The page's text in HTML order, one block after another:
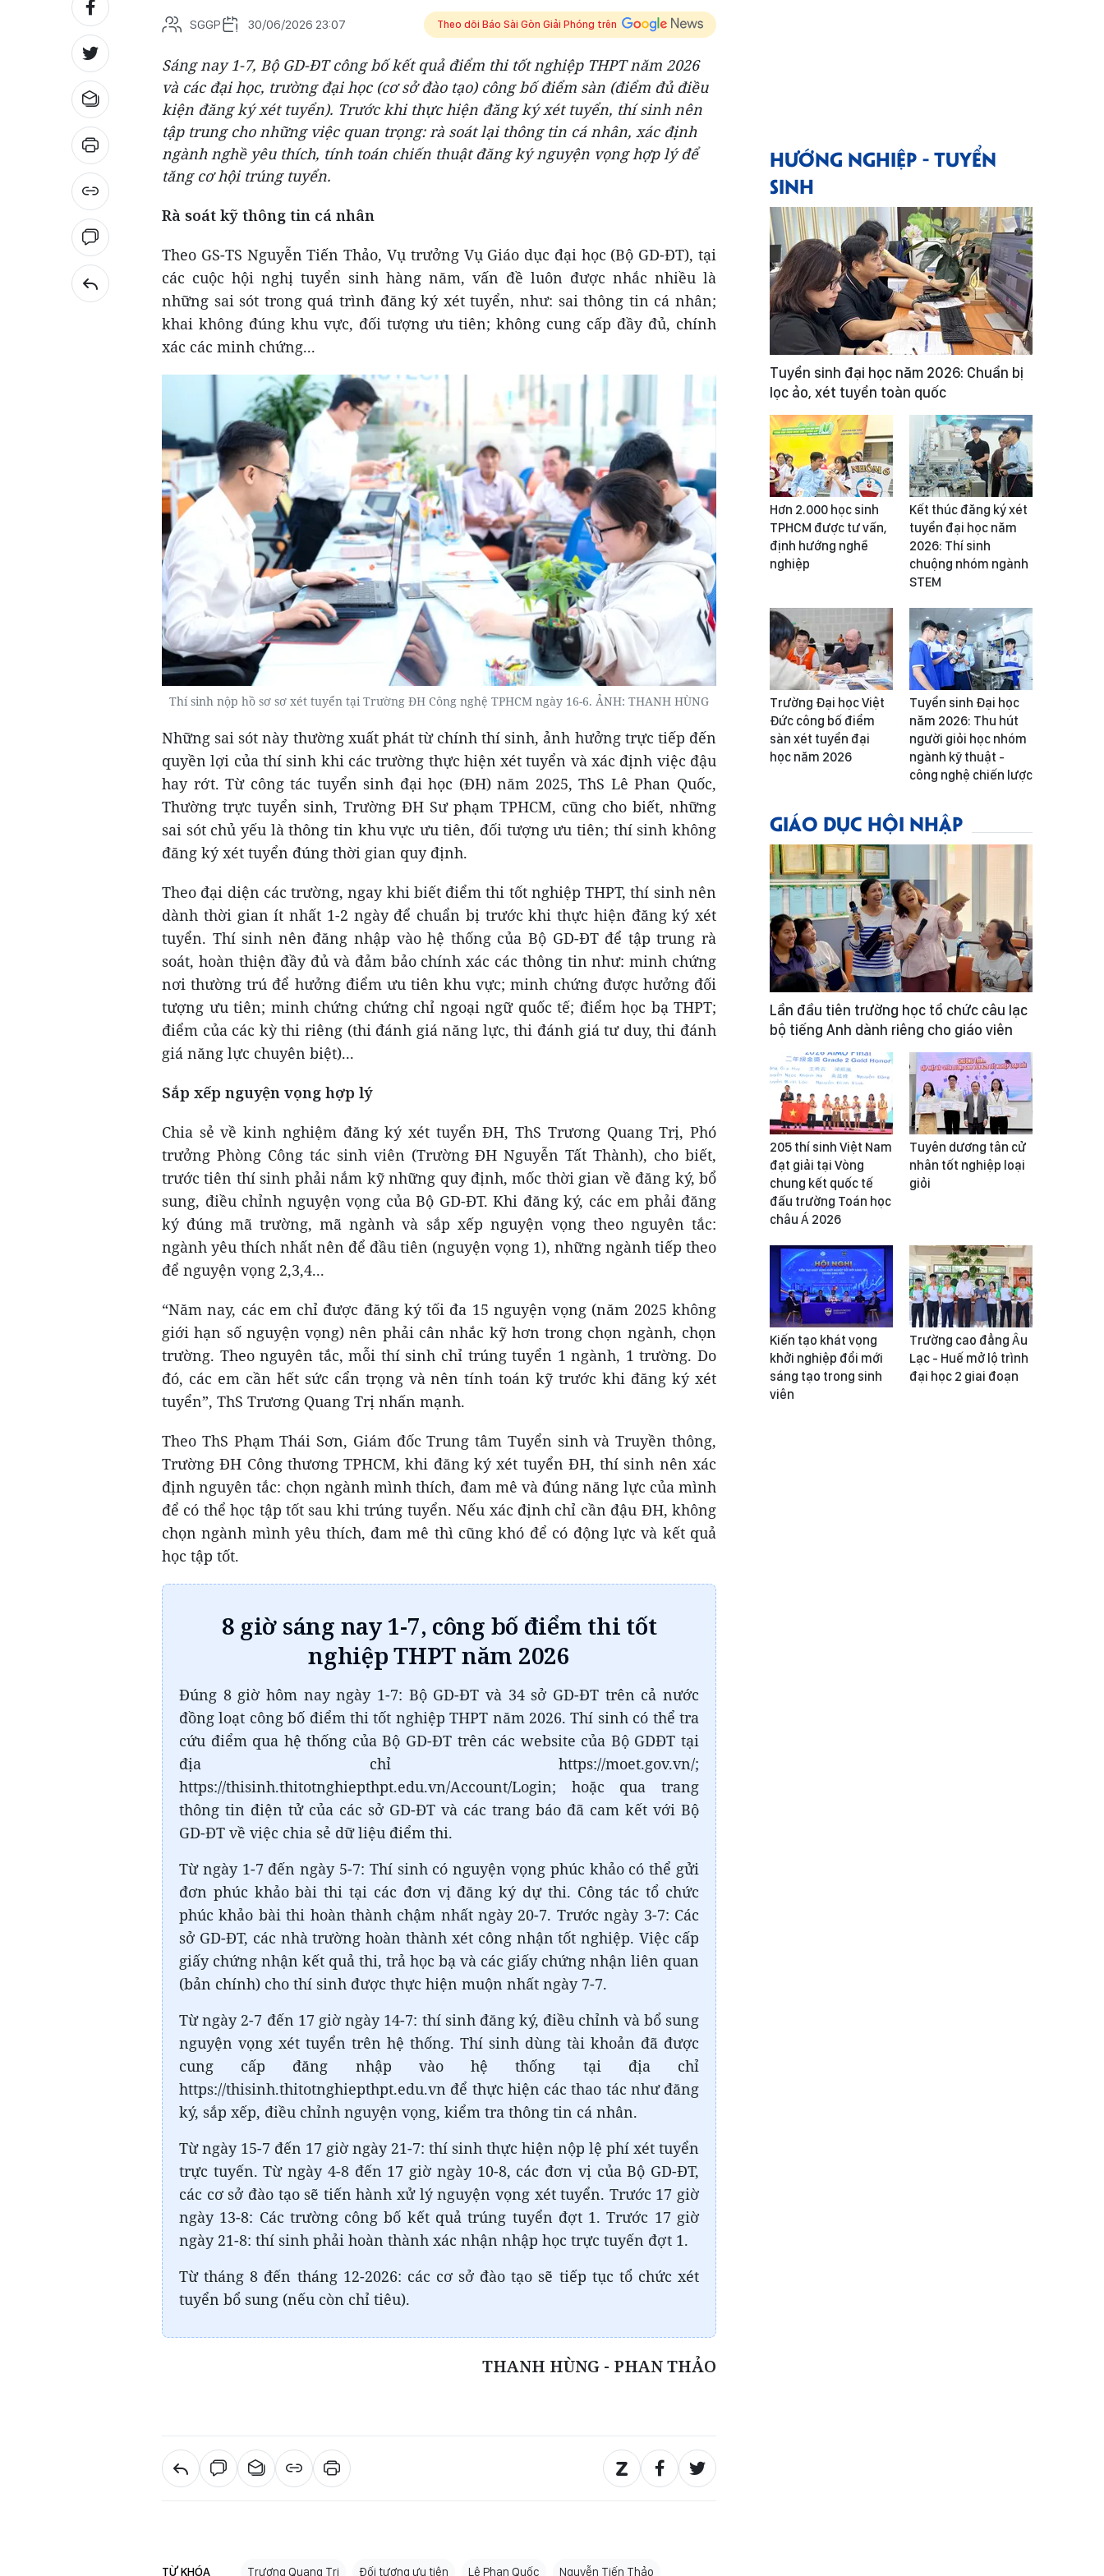
SGGP 30/06/2026 23:07 Theo dõi Báo Sài Gòn Giải Phóng trên
Sáng nay 1-7, Bộ GD-ĐT công bố kết quả điểm thi tốt nghiệp THPT năm 2026
và các đại học, trường đại học (cơ sở đào tạo) công bố điểm sàn (điểm đủ điều
kiện đăng ký xét tuyển). Trước khi thực hiện đăng ký xét tuyển, thí sinh nên
tập trung cho những việc quan trọng: rà soát lại thông tin cá nhân, xác định
ngành nghề yêu thích, tính toán chiến thuật đăng ký nguyện vọng hợp lý để
tăng cơ hội trúng tuyển.
Rà soát kỹ thông tin cá nhân
Theo GS-TS Nguyễn Tiến Thảo, Vụ trưởng Vụ Giáo dục đại học (Bộ GD-ĐT), tại
các cuộc hội nghị tuyển sinh hàng năm, vấn đề luôn được nhắc nhiều là
những sai sót trong quá trình đăng ký xét tuyển, như: sai thông tin cá nhân;
khai không đúng khu vực, đối tượng ưu tiên; không cung cấp đầy đủ, chính
xác các minh chứng...
Thí sinh nộp hồ sơ sơ xét tuyển tại Trường ĐH Công nghệ TPHCM ngày 16-6. ẢNH: THANH HÙNG
Những sai sót này thường xuất phát từ chính thí sinh, ảnh hưởng trực tiếp đến
quyền lợi của thí sinh khi các trường thực hiện xét tuyển và xác định việc đậu
hay rớt. Từ công tác tuyển sinh đại học (ĐH) năm 2025, ThS Lê Phan Quốc,
Thường trực tuyển sinh, Trường ĐH Sư phạm TPHCM, cũng cho biết, những
sai sót chủ yếu là thông tin khu vực ưu tiên, đối tượng ưu tiên; thí sinh không
đăng ký xét tuyển đúng thời gian quy định.
Theo đại diện các trường, ngay khi biết điểm thi tốt nghiệp THPT, thí sinh nên
dành thời gian ít nhất 1-2 ngày để chuẩn bị trước khi thực hiện đăng ký xét
tuyển. Thí sinh nên đăng nhập vào hệ thống của Bộ GD-ĐT để tập trung rà
soát, hoàn thiện đầy đủ và đảm bảo chính xác các thông tin như: minh chứng
nơi thường trú để hưởng điểm ưu tiên khu vực; minh chứng được hưởng đối
tượng ưu tiên; minh chứng chứng chỉ ngoại ngữ quốc tế; điểm học bạ THPT;
điểm của các kỳ thi riêng (thi đánh giá năng lực, thi đánh giá tư duy, thi đánh
giá năng lực chuyên biệt)...
Sắp xếp nguyện vọng hợp lý
Chia sẻ về kinh nghiệm đăng ký xét tuyển ĐH, ThS Trương Quang Trị, Phó
trưởng Phòng Công tác sinh viên (Trường ĐH Nguyễn Tất Thành), cho biết,
trước tiên thí sinh phải nắm kỹ những quy định, mốc thời gian về đăng ký, bổ
sung, điều chỉnh nguyện vọng của Bộ GD-ĐT. Khi đăng ký, các em phải đăng
ký đúng mã trường, mã ngành và sắp xếp nguyện vọng theo nguyên tắc:
ngành yêu thích nhất nên để đầu tiên (nguyện vọng 1), những ngành tiếp theo
để nguyện vọng 2,3,4...
“Năm nay, các em chỉ được đăng ký tối đa 15 nguyện vọng (năm 2025 không
giới hạn số nguyện vọng) nên phải cân nhắc kỹ hơn trong chọn ngành, chọn
trường. Theo nguyên tắc, mỗi thí sinh chỉ trúng tuyển 1 ngành, 1 trường. Do
đó, các em cần hết sức cẩn trọng và nên tính toán kỹ trước khi đăng ký xét
tuyển”, ThS Trương Quang Trị nhấn mạnh.
Theo ThS Phạm Thái Sơn, Giám đốc Trung tâm Tuyển sinh và Truyền thông,
Trường ĐH Công thương TPHCM, khi đăng ký xét tuyển ĐH, thí sinh nên xác
định nguyên tắc: chọn ngành mình thích, đam mê và đúng năng lực của mình
để có thể học tập tốt sau khi trúng tuyển. Nếu xác định chỉ cần đậu ĐH, không
chọn ngành mình yêu thích, đam mê thì cũng khó để có động lực và kết quả
học tập tốt.
8 giờ sáng nay 1-7, công bố điểm thi tốt
nghiệp THPT năm 2026
Đúng 8 giờ hôm nay ngày 1-7: Bộ GD-ĐT và 34 sở GD-ĐT trên cả nước
đồng loạt công bố điểm thi tốt nghiệp THPT năm 2026. Thí sinh có thể tra
cứu điểm qua hệ thống của Bộ GD-ĐT trên các website của Bộ GDĐT tại
địa chỉ https://moet.gov.vn/;
https://thisinh.thitotnghiepthpt.edu.vn/Account/Login; hoặc qua trang
thông tin điện tử của các sở GD-ĐT và các trang báo đã cam kết với Bộ
GD-ĐT về việc chia sẻ dữ liệu điểm thi.
Từ ngày 1-7 đến ngày 5-7: Thí sinh có nguyện vọng phúc khảo có thể gửi
đơn phúc khảo bài thi tại các đơn vị đăng ký dự thi. Công tác tổ chức
phúc khảo bài thi hoàn thành chậm nhất ngày 20-7. Trước ngày 3-7: Các
sở GD-ĐT, các nhà trường hoàn thành xét công nhận tốt nghiệp. Việc cấp
giấy chứng nhận kết quả thi, trả học bạ và các giấy chứng nhận liên quan
(bản chính) cho thí sinh được thực hiện muộn nhất ngày 7-7.
Từ ngày 2-7 đến 17 giờ ngày 14-7: thí sinh đăng ký, điều chỉnh và bổ sung
nguyện vọng xét tuyển trên hệ thống. Thí sinh dùng tài khoản đã được
cung cấp đăng nhập vào hệ thống tại địa chỉ
https://thisinh.thitotnghiepthpt.edu.vn để thực hiện các thao tác như đăng
ký, sắp xếp, điều chỉnh nguyện vọng, kiểm tra thông tin cá nhân.
Từ ngày 15-7 đến 17 giờ ngày 21-7: thí sinh thực hiện nộp lệ phí xét tuyển
trực tuyến. Từ ngày 4-8 đến 17 giờ ngày 10-8, các đơn vị của Bộ GD-ĐT,
các cơ sở đào tạo sẽ tiến hành xử lý nguyện vọng xét tuyển. Trước 17 giờ
ngày 13-8: Các trường công bố kết quả trúng tuyển đợt 1. Trước 17 giờ
ngày 21-8: thí sinh phải hoàn thành xác nhận nhập học trực tuyến đợt 1.
Từ tháng 8 đến tháng 12-2026: các cơ sở đào tạo sẽ tiếp tục tổ chức xét
tuyển bổ sung (nếu còn chỉ tiêu).
THANH HÙNG - PHAN THẢO
TỪ KHÓA Trương Quang Trị Đối tượng ưu tiên Lê Phan Quốc Nguyễn Tiến Thảo
HƯỚNG NGHIỆP - TUYỂN
SINH
Tuyển sinh đại học năm 2026: Chuẩn bị
lọc ảo, xét tuyển toàn quốc
Hơn 2.000 học sinh
TPHCM được tư vấn,
định hướng nghề
nghiệp
Kết thúc đăng ký xét
tuyển đại học năm
2026: Thí sinh
chuộng nhóm ngành
STEM
Trường Đại học Việt
Đức công bố điểm
sàn xét tuyển đại
học năm 2026
Tuyển sinh Đại học
năm 2026: Thu hút
người giỏi học nhóm
ngành kỹ thuật -
công nghệ chiến lược
GIÁO DỤC HỘI NHẬP
Lần đầu tiên trường học tổ chức câu lạc
bộ tiếng Anh dành riêng cho giáo viên
205 thí sinh Việt Nam
đạt giải tại Vòng
chung kết quốc tế
đấu trường Toán học
châu Á 2026
Tuyên dương tân cử
nhân tốt nghiệp loại
giỏi
Kiến tạo khát vọng
khởi nghiệp đổi mới
sáng tạo trong sinh
viên
Trường cao đẳng Âu
Lạc - Huế mở lộ trình
đại học 2 giai đoạn